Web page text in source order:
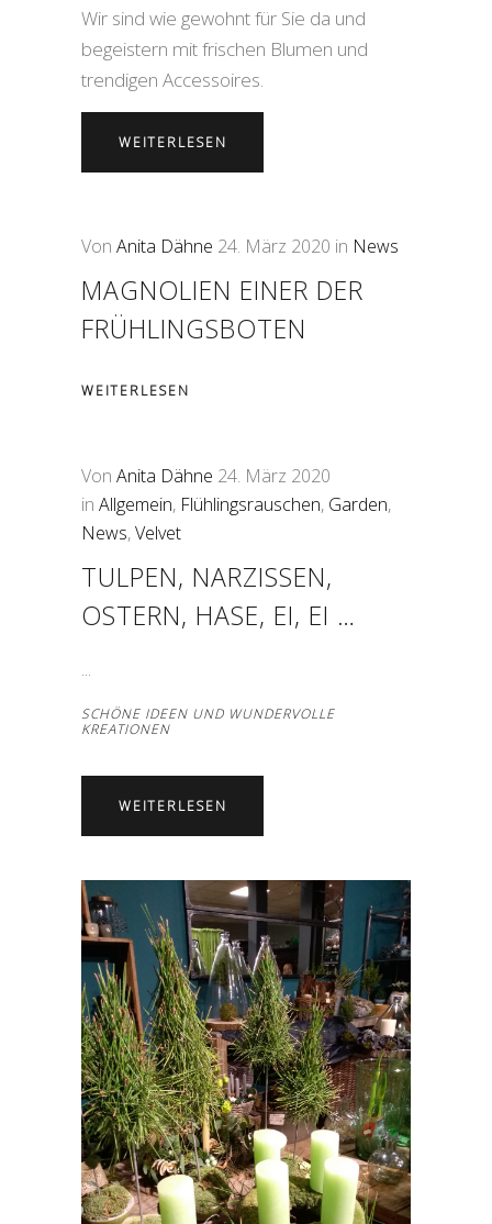
Wir sind wie gewohnt für Sie da und
begeistern mit frischen Blumen und
trendigen Accessoires.
WEITERLESEN
Von Anita Dähne 24. März 2020 in News
MAGNOLIEN EINER DER
FRÜHLINGSBOTEN
WEITERLESEN
Von Anita Dähne 24. März 2020
in Allgemein, Flühlingsrauschen, Garden,
News,Velvet
TULPEN, NARZISSEN,
OSTERN, HASE, EI, EI …
SCHÖNE IDEEN UND WUNDERVOLLE
KREATIONEN
WEITERLESEN